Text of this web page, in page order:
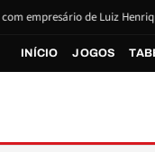
de Luiz Henrique
INÍCIO JOGOS